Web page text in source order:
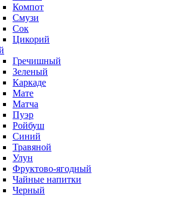
Компот
Смузи
Сок
Цикорий
Гречишный
Зеленый
Каркаде
Мате
Матча
Пуэр
Ройбуш
Синий
Травяной
Улун
Фруктово-ягодный
Чайные напитки
Черный